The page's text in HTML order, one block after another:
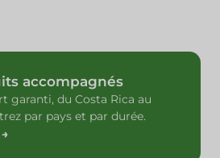
accompagnés
garanti, du Costa Rica au
par pays et par durée.